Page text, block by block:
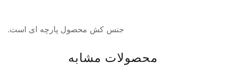
جنس کش محصول پارچه ای است.
محصولات مشابه